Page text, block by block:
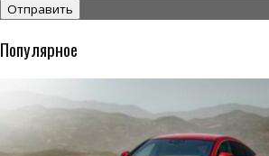
Популярное